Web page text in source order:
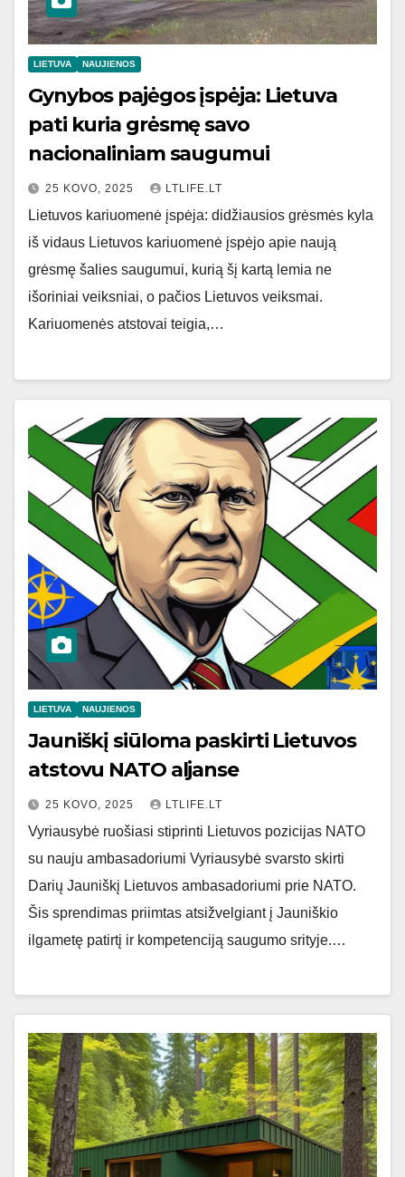
LIETUVA NAUJIENOS
Gynybos pajėgos įspėja: Lietuva
pati kuria grėsmę savo
nacionaliniam saugumui
25 KOVO, 2025 LTLIFE.LT
Lietuvos kariuomenė įspėja: didžiausios grėsmės kyla
iš vidaus Lietuvos kariuomenė įspėjo apie naują
grėsmę šalies saugumui, kurią šį kartą lemia ne
išoriniai veiksniai, o pačios Lietuvos veiksmai.
Kariuomenės atstovai teigia,…
LIETUVA NAUJIENOS
Jauniškį siūloma paskirti Lietuvos
atstovu NATO aljanse
25 KOVO, 2025 LTLIFE.LT
Vyriausybė ruošiasi stiprinti Lietuvos pozicijas NATO
su nauju ambasadoriumi Vyriausybė svarsto skirti
Darių Jauniškį Lietuvos ambasadoriumi prie NATO.
Šis sprendimas priimtas atsižvelgiant į Jauniškio
ilgametę patirtį ir kompetenciją saugumo srityje.…